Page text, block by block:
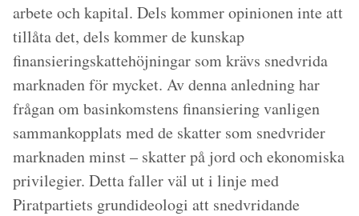
arbete och kapital. Dels kommer opinionen inte att
tillåta det, dels kommer de kunskap
finansieringskattehöjningar som krävs snedvrida
marknaden för mycket. Av denna anledning har
frågan om basinkomstens finansiering vanligen
sammankopplats med de skatter som snedvrider
marknaden minst – skatter på jord och ekonomiska
privilegier. Detta faller väl ut i linje med
Piratpartiets grundideologi att snedvridande